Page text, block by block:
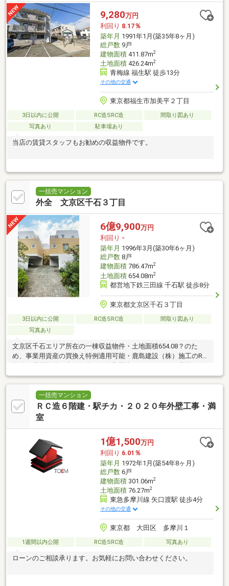
9,280万円
利回り 8.17％
築年月 1991年1月(築35年8ヶ月)
総戸数9戸
建物面積411.87m2
土地面積426.24m2
青梅線 福生駅 徒歩13分
その他の交通
東京都福生市加美平２丁目
3日以内に公開 RC造SRC造
間取り図あり
写真あり
駐車場あり
当店の賃貸スタッフもお勧めの収益物件です。
一括売マンション
外全 文京区千石３丁目
6億9,900万円
利回り -
築年月 1996年3月(築30年6ヶ月)
総戸数8戸
建物面積786.47m2
土地面積654.08m2
都営地下鉄三田線 千石駅 徒歩8分
東京都文京区千石３丁目
3日以内に公開 RC造SRC造
間取り図あり
写真あり
文京区千石エリア所在の一棟収益物件・土地面積654.08？のた
め、事業用資産の買換え特例適用可能・鹿島建設（株）施工のRC
約が可能
一括売マンション
ＲＣ造６階建・駅チカ・２０２０年外壁工事・満
室
1億1,500万円
利回り 6.01％
築年月 1972年1月(築54年8ヶ月)
総戸数6戸
建物面積301.06m2
土地面積76.27m2
東急多摩川線 矢口渡駅 徒歩4分
その他の交通
東京都 大田区 多摩川１
1週間以内公開 RC造SRC造 写真あり
ローンのご相談承ります。お気軽にお問い合わせください。